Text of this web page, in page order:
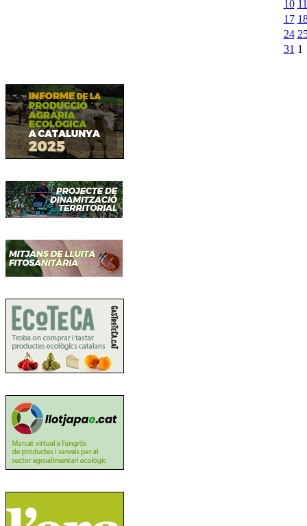
10 11
17
24
31 1